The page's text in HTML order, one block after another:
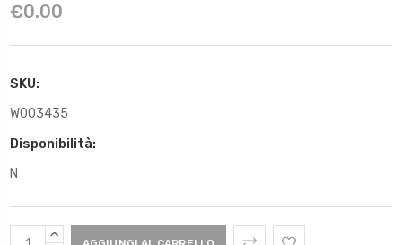
€0.00
SKU:
W003435
Disponibilità:
N
ScortaAUMENTARE